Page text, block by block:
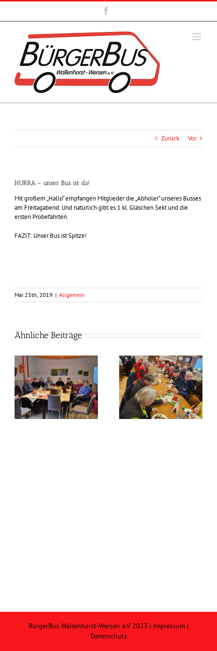
Zum
springen
Zurück Vor
HURRA – unser Bus ist da!
Mit großem „Hallo“ empfangen Mitglieder die „Abholer“ unseres Busses
am Freitagabend. Und natürlich gibt es 1 kl. Gläschen Sekt und die
ersten Probefahrten.
FAZIT: Unser Bus ist Spitze!
Mai 25th, 2019 | Allgemein
Ähnliche Beiträge
Frühlingszeit –
Grünkohlzeit?
BürgerBus Wallenhorst-Wersen e.V 2023 | Impressum |
Datenschutz